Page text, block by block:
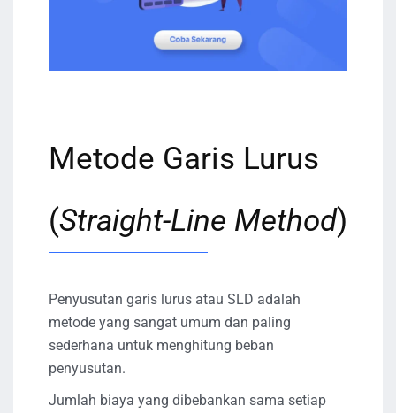
Metode Garis Lurus
(Straight-Line Method)
Penyusutan garis lurus atau SLD adalah
metode yang sangat umum dan paling
sederhana untuk menghitung beban
penyusutan.
Jumlah biaya yang dibebankan sama setiap